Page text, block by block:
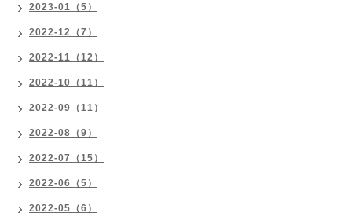
2023-01（5）
2022-12（7）
2022-11（12）
2022-10（11）
2022-09（11）
2022-08（9）
2022-07（15）
2022-06（5）
2022-05（6）